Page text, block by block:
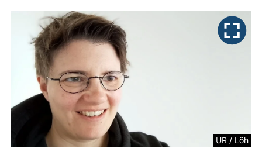
UR / Löh